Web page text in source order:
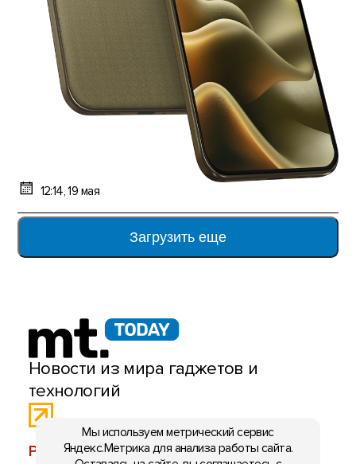
12:14, 19 мая
Загрузить еще
Новости из мира гаджетов и
технологий
РЕКЛАМА:mobiltelefon.ru@gmail.com
Мы используем метрический сервис
Яндекс.Метрика для анализа работы сайта.